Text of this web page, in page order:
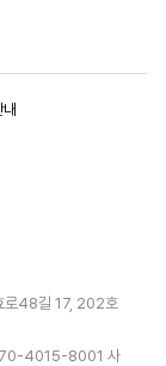
로48길 17, 202호
4015-8001 사